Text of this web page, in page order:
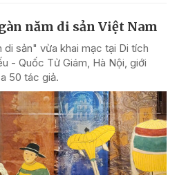
năm di sản Việt Nam
di sản" vừa khai mạc tại Di tích
- Quốc Tử Giám, Hà Nội, giới
50 tác giả.